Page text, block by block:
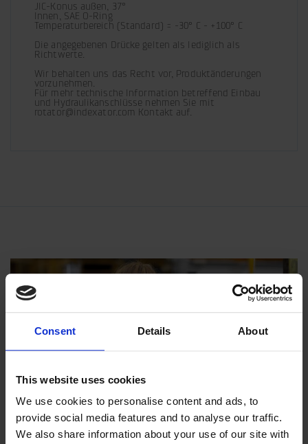
Consent Details About
This website uses cookies
We use cookies to personalise content and ads, to
provide social media features and to analyse our traffic.
We also share information about your use of our site with
JIC-Konus außen, 37°
Innen, SAE O-Ring
Temperaturbereich (Standard) = -30° C - +100° C
Die angegebenen Drücke gelten als lediglich als
Richtwerte.
Wir behalten uns das Recht vor, Produktänderungen
vorzunehmen.
Für mehr technische Information betreffend Einbau
und Hydraulikanschlüsse nehmen Sie mit
rotator@indexator.com Kontakt auf.